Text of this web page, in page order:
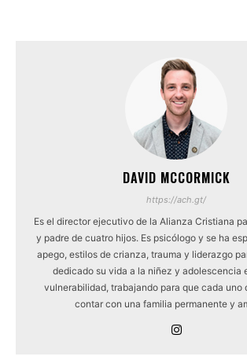
DAVID MCCORMICK
https://ach.gt/
Es el director ejecutivo de la Alianza Cristiana
y padre de cuatro hijos. Es psicólogo y se ha
apego, estilos de crianza, trauma y liderazgo
dedicado su vida a la niñez y adolescencia
vulnerabilidad, trabajando para que cada uno
contar con una familia permanente y